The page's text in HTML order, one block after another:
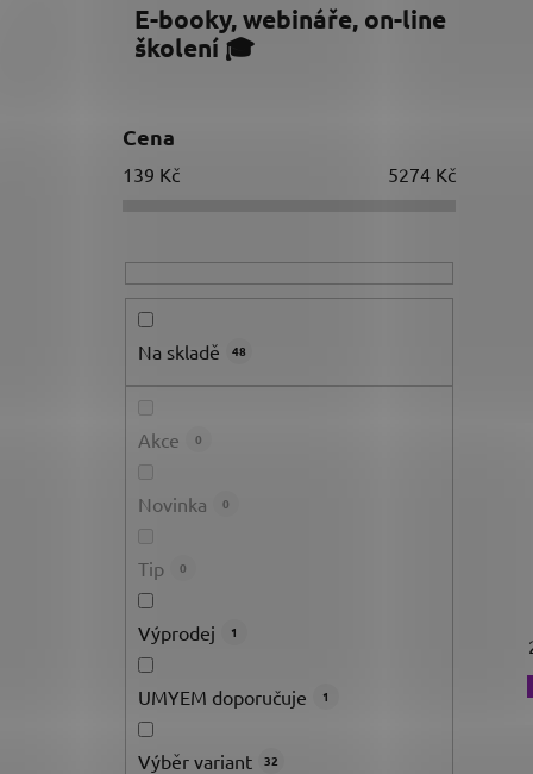
E-booky, webináře, on-line
školení 🎓
Cena
139 Kč 5274 Kč
Na skladě 48
Akce 0
Novinka 0
Tip 0
Výprodej 1
UMYEM doporučuje 1
Výběr variant 32